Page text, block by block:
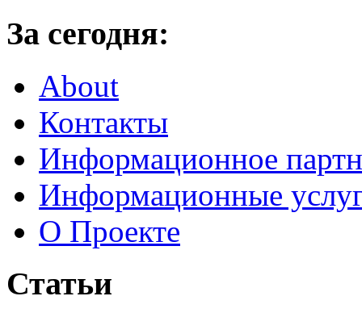
За сегодня:
About
Контакты
Информационное
Информационные
О Проекте
Статьи